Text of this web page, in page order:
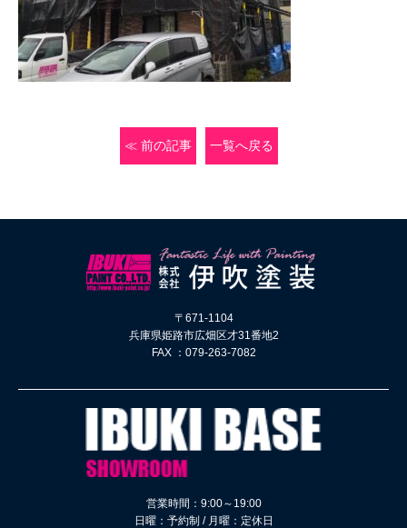
≪ 前の記事 一覧へ戻る
〒671-1104
兵庫県姫路市広畑区才31番地2
FAX ：079-263-7082
営業時間：9:00～19:00
日曜：予約制 / 月曜：定休日